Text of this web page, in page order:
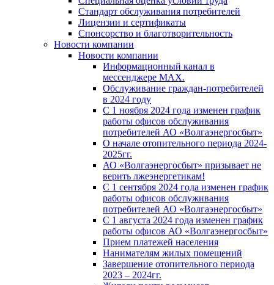
Стандарт обслуживания потребителей
Лицензии и сертификаты
Спонсорство и благотворительность
Новости компании
Новости компании
Информационный канал в
мессенджере MAX.
Обслуживание граждан-потребителей
в 2024 году
С 1 ноября 2024 года изменен график
работы офисов обслуживания
потребителей АО «Волгаэнергосбыт»
О начале отопительного периода 2024-
2025гг.
АО «Волгаэнергосбыт» призывает не
верить лжеэнергетикам!
С 1 сентября 2024 года изменен график
работы офисов обслуживания
потребителей АО «Волгаэнергосбыт»
С 1 августа 2024 года изменен график
работы офисов АО «Волгаэнергосбыт»
Прием платежей населения
Нанимателям жилых помещений
Завершение отопительного периода
2023 – 2024гг.